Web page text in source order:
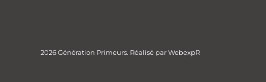
2026 Génération Primeurs. Réalisé par WebexpR